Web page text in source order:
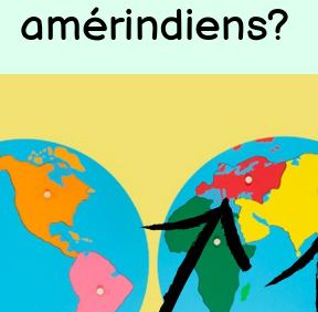
amérindiens?